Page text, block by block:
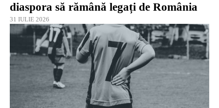
diaspora să rămână legați de România
31 IULIE 2026